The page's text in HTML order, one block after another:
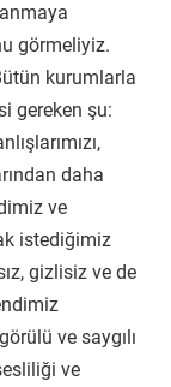
görmeliyiz.
kurumlarla
gereken şu:
daha
ve
istediğimiz
gizlisiz ve de
ve saygılı
ve